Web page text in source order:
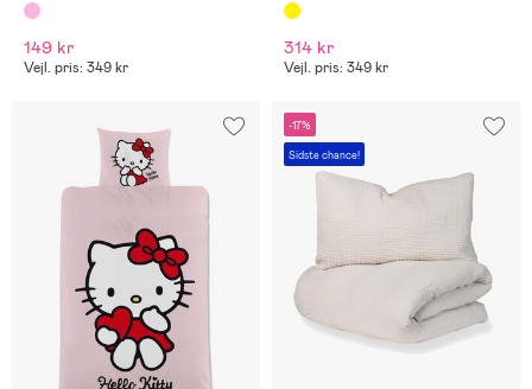
149 kr
Vejl. pris: 349 kr
314 kr
Vejl. pris: 349 kr
-17%
Sidste chance!